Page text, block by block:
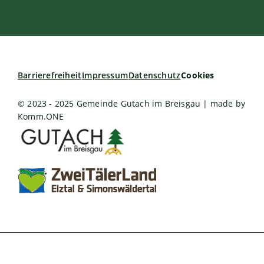
BarrierefreiheitImpressumDatenschutzCookies
© 2023 - 2025 Gemeinde Gutach im Breisgau | made by
Komm.ONE